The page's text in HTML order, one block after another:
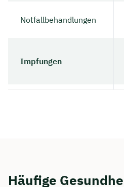
Notfallbehandlungen
Impfungen
Häufige
Wir beraten dich Montag bis